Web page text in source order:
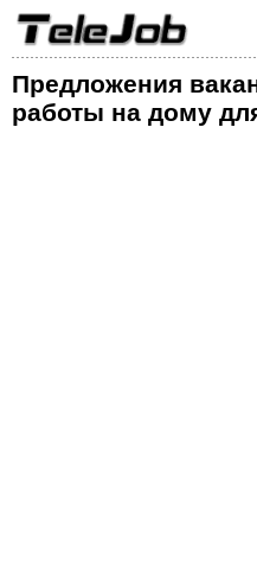
Предложения
работы на дому